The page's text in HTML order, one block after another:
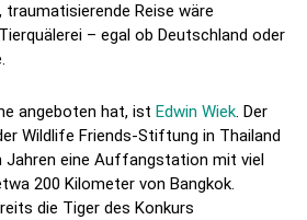
traumatisierende Reise wäre
– egal ob Deutschland oder
angeboten hat, ist Edwin Wiek. Der
Wildlife Friends-Stiftung in Thailand
Jahren eine Auffangstation mit viel
200 Kilometer von Bangkok.
die Tiger des Konkurs